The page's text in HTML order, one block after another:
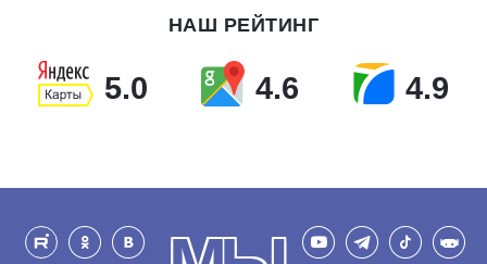
НАШ РЕЙТИНГ
5.0 4.6 4.9